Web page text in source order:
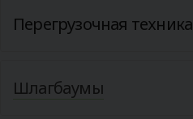
Перегрузочная техника
Шлагбаумы